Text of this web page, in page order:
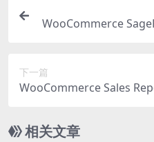
WooCommerce
下一篇
WooCommerce Sales
相关文章